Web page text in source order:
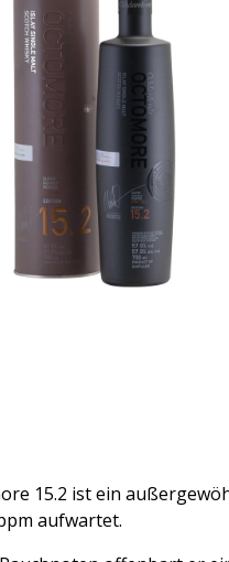
15.2 ist ein
aufwartet.